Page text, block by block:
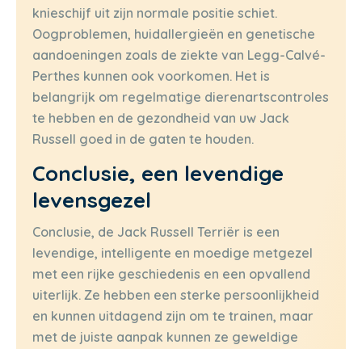
knieschijf uit zijn normale positie schiet.
Oogproblemen, huidallergieën en genetische
aandoeningen zoals de ziekte van Legg-Calvé-
Perthes kunnen ook voorkomen. Het is
belangrijk om regelmatige dierenartscontroles
te hebben en de gezondheid van uw Jack
Russell goed in de gaten te houden.
Conclusie, een levendige
levensgezel
Conclusie, de Jack Russell Terriër is een
levendige, intelligente en moedige metgezel
met een rijke geschiedenis en een opvallend
uiterlijk. Ze hebben een sterke persoonlijkheid
en kunnen uitdagend zijn om te trainen, maar
met de juiste aanpak kunnen ze geweldige